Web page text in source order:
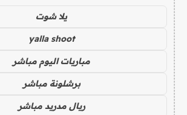
يلا شوت
yalla shoot
مباريات اليوم مباشر
برشلونة مباشر
ريال مدريد مباشر